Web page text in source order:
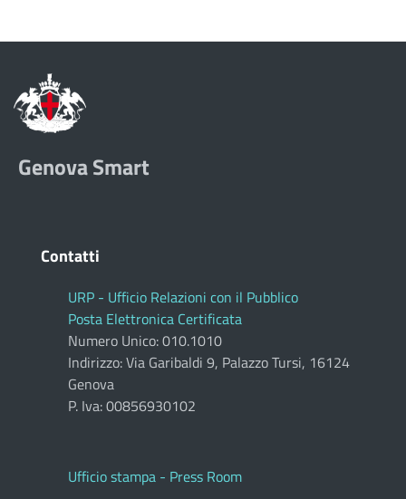
Genova Smart
Contatti
URP - Ufficio Relazioni con il Pubblico
Posta Elettronica Certificata
Numero Unico: 010.1010
Indirizzo: Via Garibaldi 9, Palazzo Tursi, 16124
Genova
P. Iva: 00856930102
Ufficio stampa - Press Room